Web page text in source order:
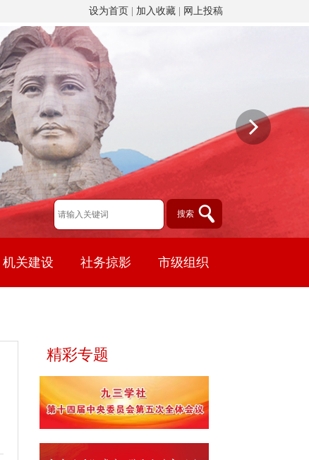
设为首页 加入收藏 网上投稿
机关建设 社务掠影 市级组织
精彩专题